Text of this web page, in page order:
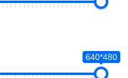
640*480